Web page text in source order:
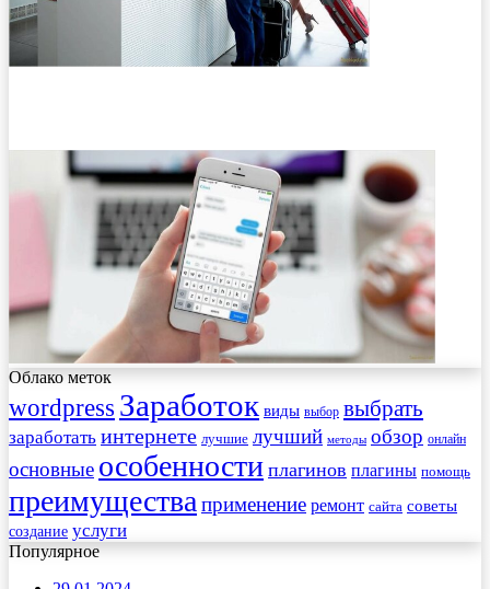
Облако меток
wordpress Заработок виды выбор выбрать
заработать интернете лучшие лучший методы обзор онлайн
основные особенности плагинов плагины помощь
преимущества применение ремонт сайта советы
создание услуги
Популярное